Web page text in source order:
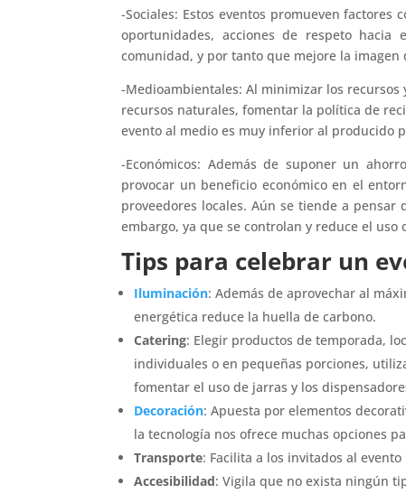
-Sociales: Estos eventos promueven
oportunidades, acciones de respeto
comunidad, y por tanto que mejore la imagen
-Medioambientales: Al minimizar los
recursos naturales, fomentar la política de
evento al medio es muy inferior al producido
-Económicos: Además de suponer un
provocar un beneficio económico en el
proveedores locales. Aún se tiende a
embargo, ya que se controlan y reduce el
Tips para celebrar un
Iluminación: Además de aprovechar al
energética reduce la huella de carbono.
Catering: Elegir productos de temporada,
individuales o en pequeñas porciones,
fomentar el uso de jarras y los
Decoración: Apuesta por elementos
la tecnología nos ofrece muchas opciones
Transporte: Facilita a los invitados al
Accesibilidad: Vigila que no exista ningún